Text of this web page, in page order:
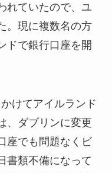
れていたので、ユ
。現に複数名の方
ドで銀行口座を開
けてアイルランド
、ダブリンに変更
座でも問題なくビ
書類不備になって